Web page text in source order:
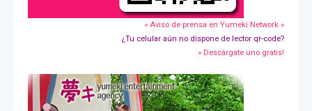
» Aviso de prensa en Yumeki Network »
¿Tu celular aún no dispone de lector qr-code?
» Descárgate uno gratis!